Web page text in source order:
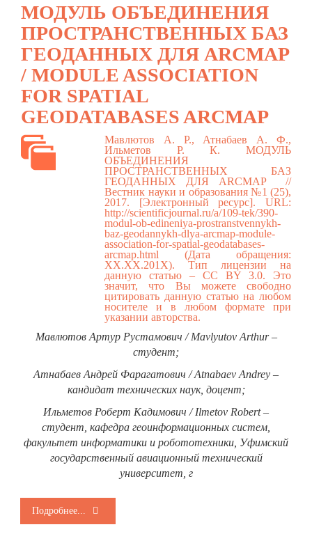
МОДУЛЬ ОБЪЕДИНЕНИЯ
ПРОСТРАНСТВЕННЫХ БАЗ
ГЕОДАННЫХ ДЛЯ ARCMAP
/ MODULE ASSOCIATION
FOR SPATIAL
GEODATABASES ARCMAP
Мавлютов А. Р., Атнабаев А. Ф.,
Ильметов Р. К. МОДУЛЬ
ОБЪЕДИНЕНИЯ
ПРОСТРАНСТВЕННЫХ БАЗ
ГЕОДАННЫХ ДЛЯ ARCMAP //
Вестник науки и образования №1 (25),
2017. [Электронный ресурс]. URL:
http://scientificjournal.ru/a/109-tek/390-
modul-ob-edineniya-prostranstvennykh-
baz-geodannykh-dlya-arcmap-module-
association-for-spatial-geodatabases-
arcmap.html (Дата обращения:
ХХ.ХХ.201Х). Тип лицензии на
данную статью – CC BY 3.0. Это
значит, что Вы можете свободно
цитировать данную статью на любом
носителе и в любом формате при
указании авторства.
Мавлютов Артур Рустамович / Mavlyutov Arthur –
студент;
Атнабаев Андрей Фарагатович / Atnabaev Andrey –
кандидат технических наук, доцент;
Ильметов Роберт Кадимович / Ilmetov Robert –
студент, кафедра геоинформационных систем,
факультет информатики и робототехники, Уфимский
государственный авиационный технический
университет, г
Подробнее...